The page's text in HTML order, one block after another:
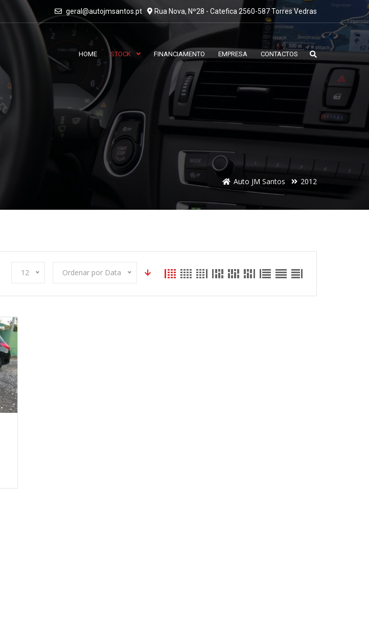
geral@autojmsantos.pt Rua Nova, Nº28 - Catefica 2560-587 Torres Vedras
HOME STOCK FINANCIAMENTO EMPRESA CONTACTOS
Auto JM Santos 2012
12 Ordenar por Data